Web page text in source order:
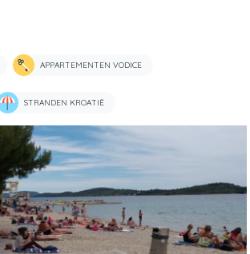
APPARTEMENTEN VODICE
STRANDEN KROATIË